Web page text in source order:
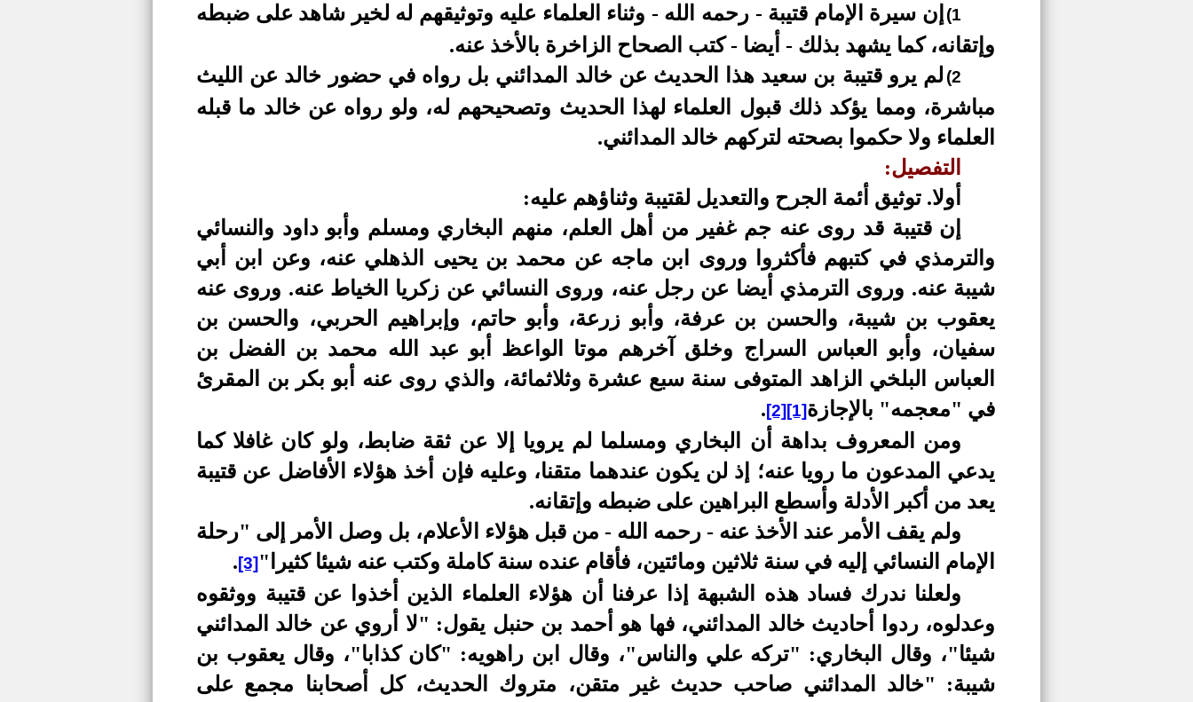
1)
إن سيرة الإمام قتيبة - رحمه الله - وثناء العلماء عليه وتوثيقهم له لخير شاهد على ضبطه
وإتقانه، كما يشهد بذلك - أيضا - كتب الصحاح الزاخرة بالأخذ عنه.
2) لم يرو قتيبة بن سعيد هذا الحديث عن خالد المدائني بل رواه في حضور خالد عن الليث
مباشرة، ومما يؤكد ذلك قبول العلماء لهذا الحديث وتصحيحهم له، ولو رواه عن خالد ما قبله
العلماء ولا حكموا بصحته لتركهم خالد المدائني.
التفصيل:
أولا. توثيق أئمة الجرح والتعديل لقتيبة وثناؤهم عليه:
إن قتيبة قد روى عنه جم غفير من أهل العلم، منهم البخاري ومسلم وأبو داود والنسائي
والترمذي في كتبهم فأكثروا وروى ابن ماجه عن محمد بن يحيى الذهلي عنه، وعن ابن أبي
شيبة عنه. وروى الترمذي أيضا عن رجل عنه، وروى النسائي عن زكريا الخياط عنه. وروى عنه
يعقوب بن شيبة، والحسن بن عرفة، وأبو زرعة، وأبو حاتم، وإبراهيم الحربي، والحسن بن
سفيان، وأبو العباس السراج وخلق آخرهم موتا الواعظ أبو عبد الله محمد بن الفضل بن
العباس البلخي الزاهد المتوفى سنة سبع عشرة وثلاثمائة، والذي روى عنه أبو بكر بن المقرئ
في "معجمه" بالإجازة[1]
[2]
.
ومن المعروف بداهة أن البخاري ومسلما لم يرويا إلا عن ثقة ضابط، ولو كان غافلا كما
يدعي المدعون ما رويا عنه؛ إذ لن يكون عندهما متقنا، وعليه فإن أخذ هؤلاء الأفاضل عن قتيبة
يعد من أكبر الأدلة وأسطع البراهين على ضبطه وإتقانه.
ولم يقف الأمر عند الأخذ عنه - رحمه الله - من قبل هؤلاء الأعلام، بل وصل الأمر إلى "رحلة
الإمام النسائي إليه في سنة ثلاثين ومائتين، فأقام عنده سنة كاملة وكتب عنه شيئا كثيرا" [3]
.
ولعلنا ندرك فساد هذه الشبهة إذا عرفنا أن هؤلاء العلماء الذين أخذوا عن قتيبة ووثقوه
وعدلوه، ردوا أحاديث خالد المدائني، فها هو أحمد بن حنبل يقول: "لا أروي عن خالد المدائني
شيئا"، وقال البخاري: "تركه علي والناس"، وقال ابن راهويه: "كان كذابا"، وقال يعقوب بن
شيبة: "خالد المدائني صاحب حديث غير متقن، متروك الحديث، كل أصحابنا مجمع على